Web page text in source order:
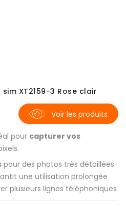
XT2159-3 Rose clair
pour capturer vos
Voir les produits
pour des photos très détaillées
une utilisation prolongée
plusieurs lignes téléphoniques